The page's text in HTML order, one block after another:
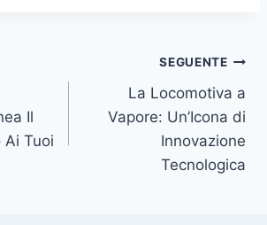
Il
Tuoi
SEGUENTE
La Locomotiva a
Vapore: Un’Icona di
Innovazione
Tecnologica